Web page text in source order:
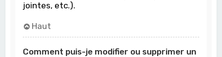
jointes, etc.).
Haut
Comment puis-je modifier ou supprimer un